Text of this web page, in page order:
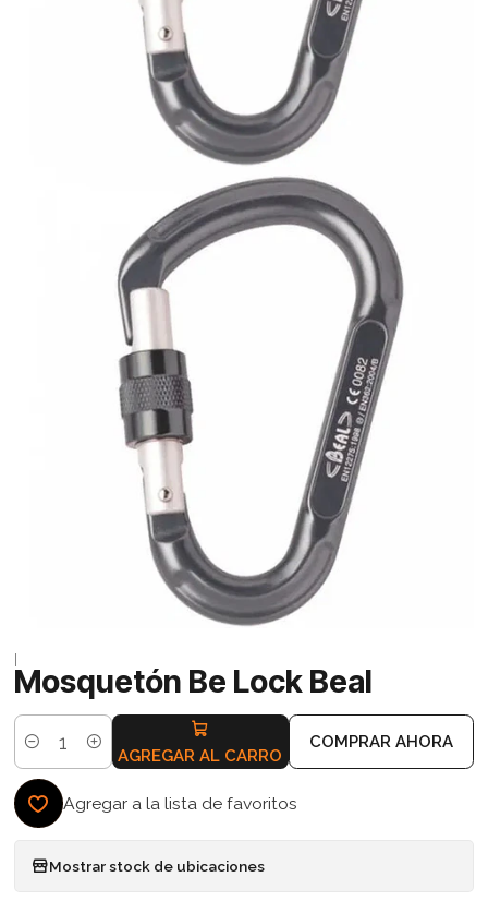
|
Mosquetón Be Lock Beal
Cantidad AGREGAR AL CARRO
COMPRAR AHORA
Agregar a la lista de favoritos
Mostrar stock de ubicaciones